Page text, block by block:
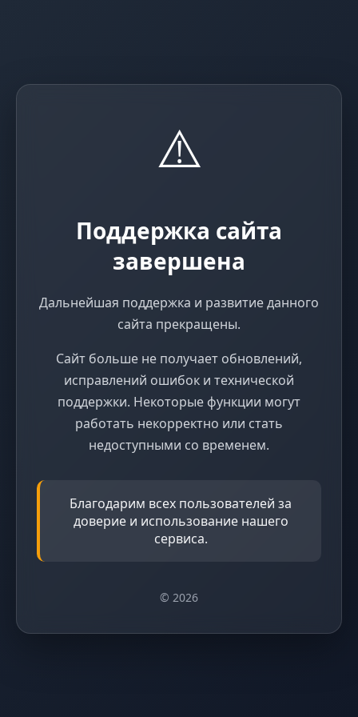
⚠️
Поддержка сайта
завершена
Дальнейшая поддержка и развитие данного
сайта прекращены.
Сайт больше не получает обновлений,
исправлений ошибок и технической
поддержки. Некоторые функции могут
работать некорректно или стать
недоступными со временем.
Благодарим всех пользователей за
доверие и использование нашего
сервиса.
© 2026